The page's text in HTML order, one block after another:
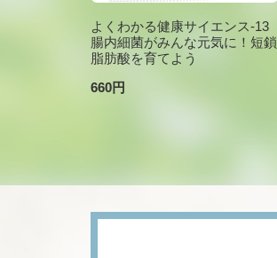
よくわかる健康サイエンス-13
腸内細菌がみんな元気に！短鎖
脂肪酸を育てよう
660円